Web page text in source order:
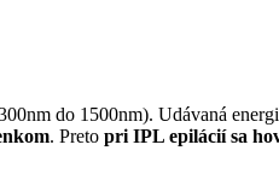
do 1500nm). Udávaná
. Preto pri IPL epilácií sa